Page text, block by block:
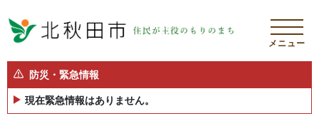
メニュー
防災・緊急情報
現在緊急情報はありません。